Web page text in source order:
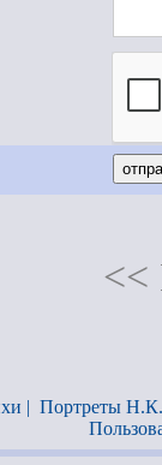
<<
| Портреты